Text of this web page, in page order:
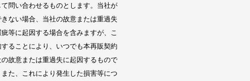
問い合わせるものとします。当社が
ない場合、当社の故意または重過失
等に起因する場合を含みますが、こ
ることにより、いつでも本再販契約
故意または重過失に起因するもので
た、これにより発生した損害等につ